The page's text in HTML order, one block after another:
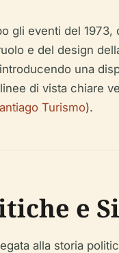
gli eventi del
e del design
una
di vista chiare
Turismo).
e
alla storia